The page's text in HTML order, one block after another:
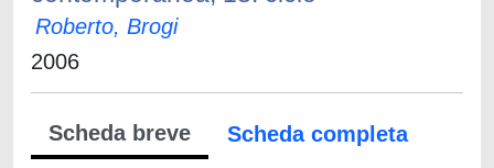
Roberto, Brogi
2006
Scheda breve
Scheda completa